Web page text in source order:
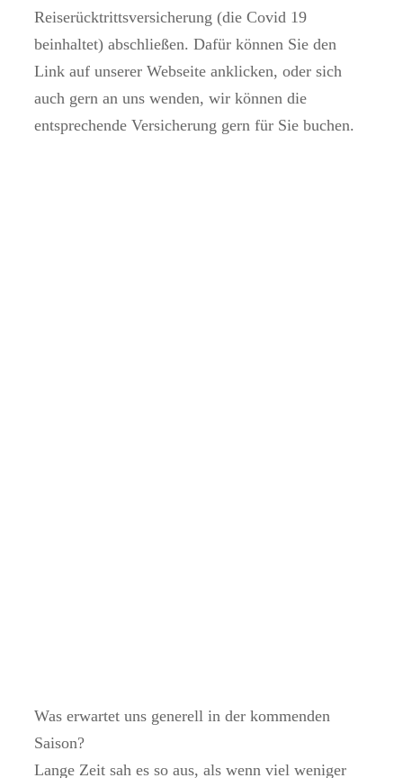
Reiserücktrittsversicherung (die Covid 19
beinhaltet) abschließen. Dafür können Sie den
Link auf unserer Webseite anklicken, oder sich
auch gern an uns wenden, wir können die
entsprechende Versicherung gern für Sie buchen.
Was erwartet uns generell in der kommenden
Saison?
Lange Zeit sah es so aus, als wenn viel weniger